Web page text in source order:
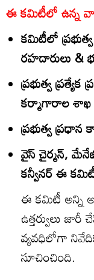
ఈ కమిటీలో ఉన్న
కమిటీలో
రహదారులు &
ప్రభుత్వ
కర్మాగారాల శాఖ -
ప్రభుత్వ ప్రధాన
వైస్ చైర్మన్,
కన్వీనర్ ఈ
ఈ కమిటీ అన్ని
ఉత్తర్వులు
వ్యవధిలోగా
సూచించింది.